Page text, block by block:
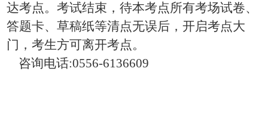
达考点。考试结束，待本考点所有考场试卷、
答题卡、草稿纸等清点无误后，开启考点大
门，考生方可离开考点。
咨询电话:0556-6136609